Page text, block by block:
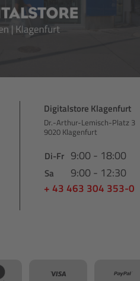
Digitalstore Klagenfurt
Dr.-Arthur-Lemisch-Platz 3
9020 Klagenfurt
Di-Fr 9:00 - 18:00
Sa 9:00 - 12:30
+ 43 463 304 353-0